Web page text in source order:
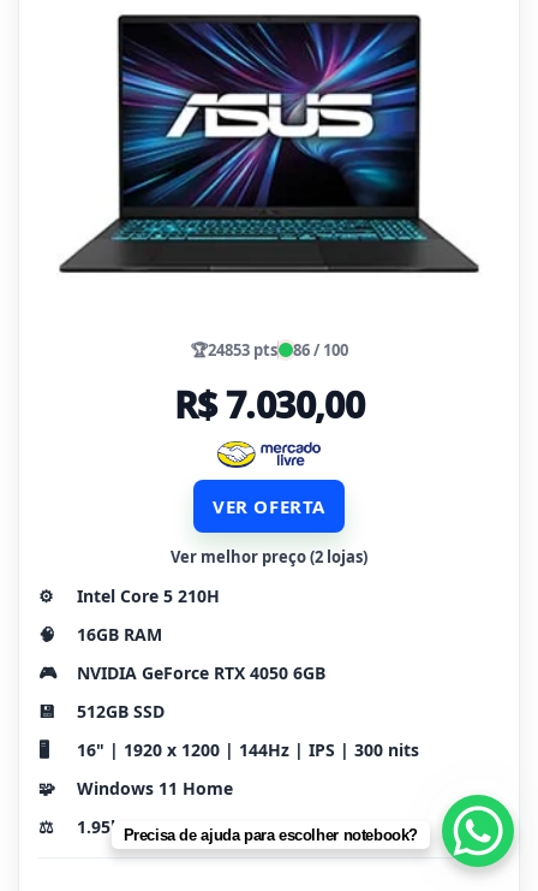
🏆24853 pts 86 / 100
R$ 7.030,00
VER OFERTA
Ver melhor preço (2 lojas)
⚙️
Intel Core 5 210H
🧠
16GB RAM
🎮
NVIDIA GeForce RTX 4050 6GB
💾
512GB SSD
🖥️
16" | 1920 x 1200 | 144Hz | IPS | 300 nits
🧩
Windows 11 Home
⚖️
1.95kgPrecisa de ajuda para escolher notebook?